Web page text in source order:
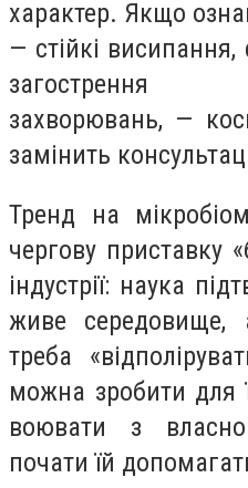
характер. Якщо
— стійкі
загострення
захворювань, —
замінить
Тренд на
чергову приставку
індустрії: наука
живе середовище,
треба
можна зробити для
воювати з
почати їй